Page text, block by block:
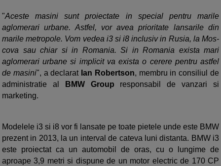
"Aceste masini sunt proiectate in special pentru marile
aglomerari urbane. Astfel, vor avea prioritate lansarile din
marile metropole. Vom vedea i3 si i8 inclusiv in Rusia, la Mos­
cova sau chiar si in Romania. Si in Romania exista mari
aglomerari urbane si implicit va exista o cerere pentru astfel
de masini", a decla­rat Ian Robertson, membru in consiliul de
administratie al
BMW Group responsabil de vanzari si
marketing.
Modelele i3 si i8 vor fi lansate pe toate pietele unde este BMW
prezent in 2013, la un interval de cateva luni distanta. BMW i3
este proiec­tat ca un automobil de oras, cu o lun­gi­me de
aproape 3,9 metri si dis­pune de un mo­tor electric de 170 CP